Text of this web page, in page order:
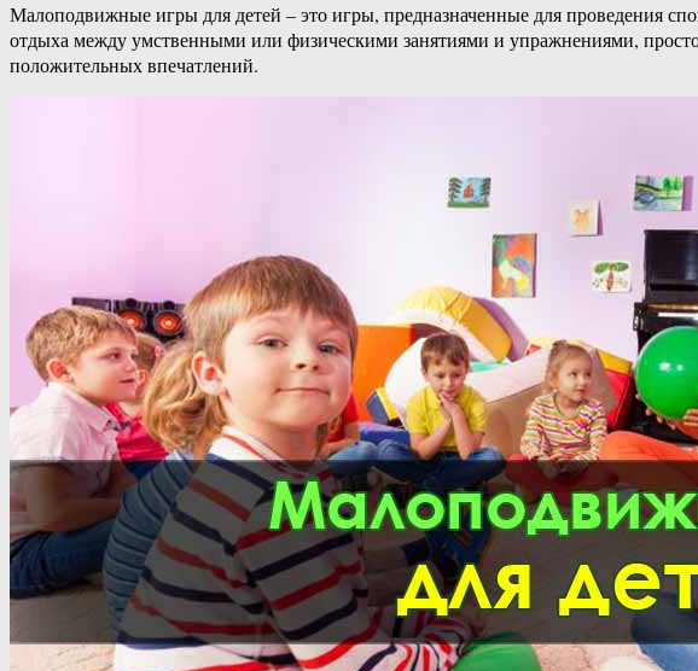
Малоподвижные игры для детей – это игры, предназначенные для проведения
отдыха между умственными или физическими занятиями и упражнениями, просто
положительных впечатлений.